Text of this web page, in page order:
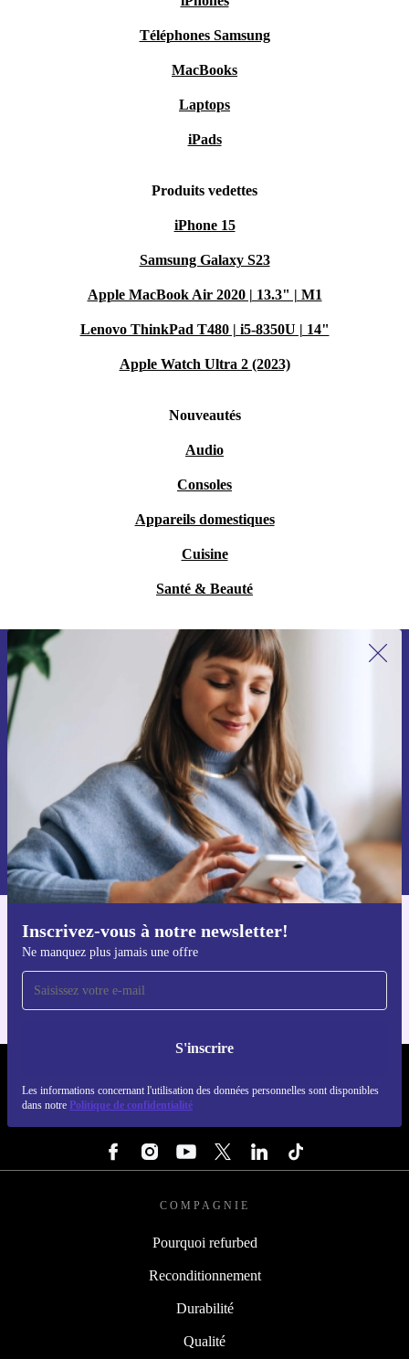
Téléphones Samsung
MacBooks
Laptops
iPads
Produits vedettes
iPhone 15
Samsung Galaxy S23
Apple MacBook Air 2020 | 13.3" | M1
Lenovo ThinkPad T480 | i5-8350U | 14"
Apple Watch Ultra 2 (2023)
Nouveautés
Audio
Consoles
Appareils domestiques
Cuisine
Santé & Beauté
Inscrivez-vous à notre newsletter!
Ne manquez plus jamais une offre
S'inscrire
Les informations concernant l'utilisation des données personnelles sont disponibles
dans notre Politique de confidentialité
Recevoir offres et infos de refurbed
par mail
Ne manquez plus aucune offre.
S'inscrire
Retrouvez les informations sur l'utilisation des données personnelles
dans notre
politique de confidentialité.
Téléchargez l'application refurbed
Pour iOS et Android
COMPAGNIE
Pourquoi refurbed
Reconditionnement
Durabilité
Qualité